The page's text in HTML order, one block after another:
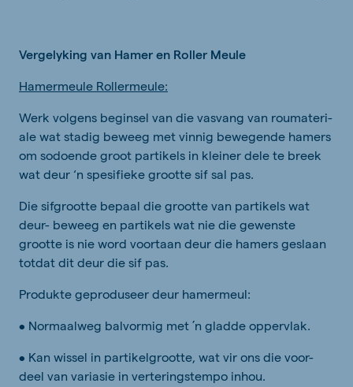
Vergelyking van Hamer en Roller Meule
Hamermeule Rollermeule:
Werk volgens beginsel van die vasvang van roumateri-
ale wat stadig beweeg met vinnig bewegende hamers
om sodoende groot partikels in kleiner dele te breek
wat deur ‘n spesifieke grootte sif sal pas.
Die sifgrootte bepaal die grootte van partikels wat
deur- beweeg en partikels wat nie die gewenste
grootte is nie word voortaan deur die hamers geslaan
totdat dit deur die sif pas.
Produkte geproduseer deur hamermeul:
• Normaalweg balvormig met ’n gladde oppervlak.
• Kan wissel in partikelgrootte, wat vir ons die voor-
deel van variasie in verteringstempo inhou.